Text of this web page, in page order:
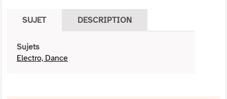
SUJET DESCRIPTION
Sujets
Electro, Dance